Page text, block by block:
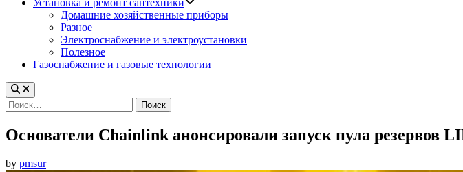
Установка и ремонт сантехники
Домашние хозяйственные приборы
Разное
Электроснабжение и электроустановки
Полезное
Газоснабжение и газовые технологии
Найти:
Основатели Chainlink анонсировали запуск пула резервов
by pmsur